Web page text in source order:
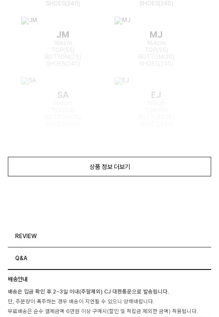
SHOES(240)
SHOES(240)
JM
166cm
TOP(55)
BOTTOM(25)
MJ
164cm
TOP(55)
BOTTOM(26)
SA EJ
상품 정보 더보기
REVIEW
Q&A
배송안내
배송은 입금 확인 후 2~3일 이내(주말제외) CJ 대한통운으로 발송됩니다.
단, 주문량이 폭주하는 경우 배송이 지연될 수 있으니 양해바랍니다.
무료배송은 순수 결제금액 6만원 이상 구매시(할인 및 적립금 제외한 금액) 적용됩니다.